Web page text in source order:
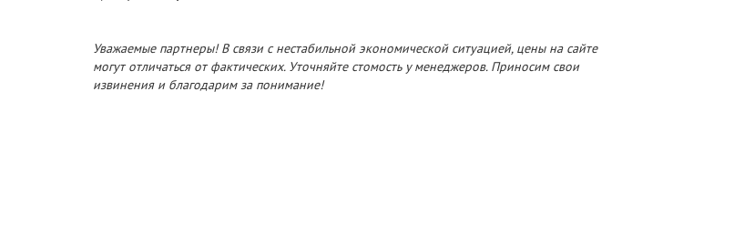
Уважаемые партнеры! В связи с нестабильной экономической ситуацией, цены на сайте
могут отличаться от фактических. Уточняйте стомость у менеджеров. Приносим свои
извинения и благодарим за понимание!